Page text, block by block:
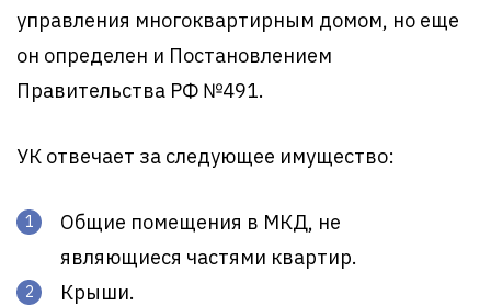
управления многоквартирным домом, но еще
он определен и Постановлением
Правительства РФ №491.
УК отвечает за следующее имущество:
Общие помещения в МКД, не
являющиеся частями квартир.
Крыши.